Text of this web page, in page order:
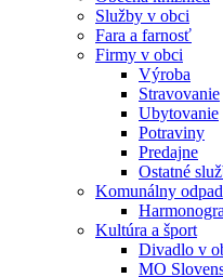
Služby v obci
Fara a farnosť
Firmy v obci
Výroba
Stravovanie
Ubytovanie
Potraviny
Predajne
Ostatné
Komunálny odpad
Kultúra a šport
Divadlo v
MO